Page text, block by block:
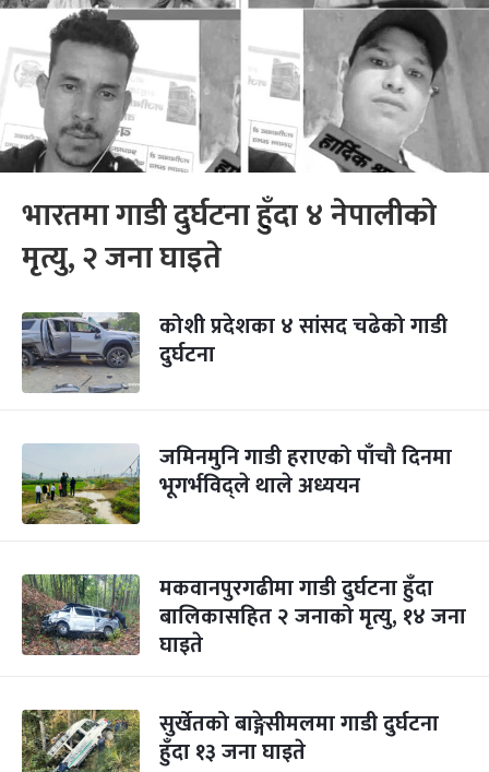
भारतमा गाडी दुर्घटना हुँदा ४ नेपालीको
मृत्यु, २ जना घाइते
कोशी प्रदेशका ४ सांसद चढेको गाडी
दुर्घटना
जमिनमुनि गाडी हराएको पाँचौ दिनमा
भूगर्भविद्‍ले थाले अध्ययन
मकवानपुरगढीमा गाडी दुर्घटना हुँदा
बालिकासहित २ जनाको मृत्यु, १४ जना
घाइते
सुर्खेतको बाङ्गेसीमलमा गाडी दुर्घटना
हुँदा १३ जना घाइते